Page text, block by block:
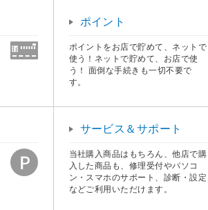
ポイント
ポイントをお店で貯めて、ネットで
使う！ネットで貯めて、お店で使
う！ 面倒な手続きも一切不要で
す。
サービス＆サポート
当社購入商品はもちろん、他店で購
入した商品も、修理受付やパソコ
ン・スマホのサポート、診断・設定
などご利用いただけます。